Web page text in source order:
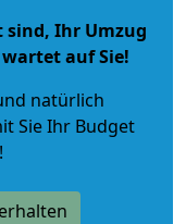
sind, Ihr Umzug
auf Sie!
natürlich
Sie Ihr Budget